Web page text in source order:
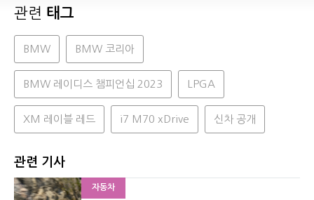
관련 태그
BMW BMW 코리아
BMW 레이디스 챔피언십 2023 LPGA
XM 레이블 레드 i7 M70 xDrive 신차 공개
관련 기사
자동차